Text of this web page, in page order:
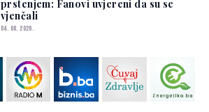
prstenjem: Fanovi uvjereni da su se
vjenčali
04. 08. 2026.